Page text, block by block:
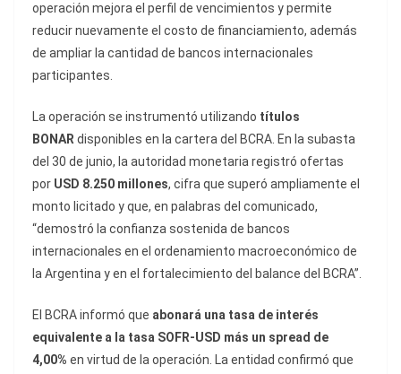
operación mejora el perfil de vencimientos y permite
reducir nuevamente el costo de financiamiento, además
de ampliar la cantidad de bancos internacionales
participantes.
La operación se instrumentó utilizando títulos
BONARdisponibles en la cartera del BCRA. En la subasta
del 30 de junio, la autoridad monetaria registró ofertas
por USD 8.250 millones, cifra que superó ampliamente el
monto licitado y que, en palabras del comunicado,
“demostró la confianza sostenida de bancos
internacionales en el ordenamiento macroeconómico de
la Argentina y en el fortalecimiento del balance del BCRA”.
El BCRA informó que abonará una tasa de interés
equivalente a la tasa SOFR-USD más un spread de
4,00% en virtud de la operación. La entidad confirmó que